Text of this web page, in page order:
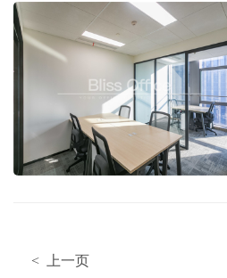
< 上一页